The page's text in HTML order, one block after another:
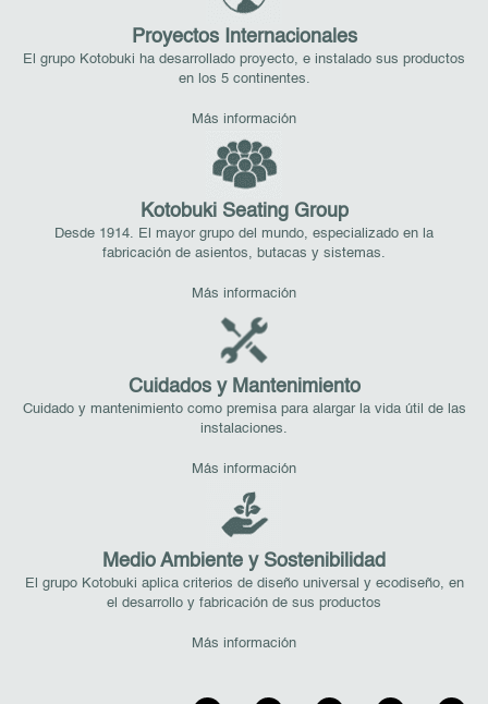
Proyectos Internacionales
El grupo Kotobuki ha desarrollado proyecto, e instalado sus productos
en los 5 continentes.
Más información
Kotobuki Seating Group
Desde 1914. El mayor grupo del mundo, especializado en la
fabricación de asientos, butacas y sistemas.
Más información
Cuidados y Mantenimiento
Cuidado y mantenimiento como premisa para alargar la vida útil de las
instalaciones.
Más información
Medio Ambiente y Sostenibilidad
El grupo Kotobuki aplica criterios de diseño universal y ecodiseño, en
el desarrollo y fabricación de sus productos
Más información